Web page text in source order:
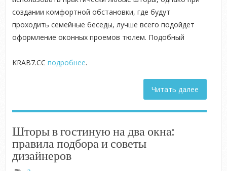
создании комфортной обстановки, где будут
проходить семейные беседы, лучше всего подойдет
оформление оконных проемов тюлем. Подобный
KRAB7.CC подробнее.
Читать далее
Шторы в гостиную на два окна:
правила подбора и советы
дизайнеров